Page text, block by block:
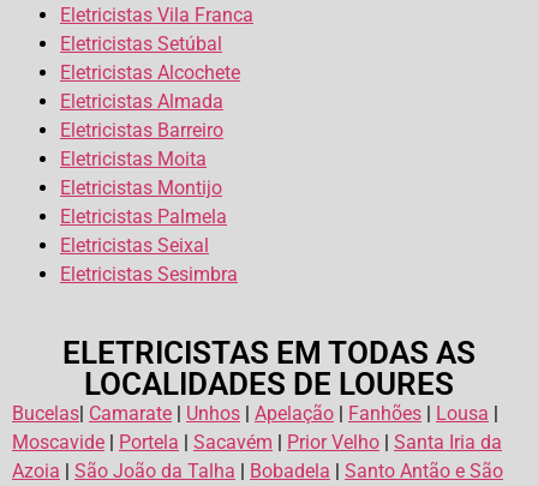
Eletricistas Vila Franca
Eletricistas Setúbal
Eletricistas Alcochete
Eletricistas Almada
Eletricistas Barreiro
Eletricistas Moita
Eletricistas Montijo
Eletricistas Palmela
Eletricistas Seixal
Eletricistas Sesimbra
ELETRICISTAS EM TODAS AS
LOCALIDADES DE LOURES
Bucelas| Camarate | Unhos | Apelação | Fanhões | Lousa |
Moscavide | Portela | Sacavém | Prior Velho | Santa Iria da
Azoia | São João da Talha | Bobadela | Santo Antão e São